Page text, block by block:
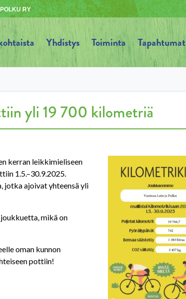
RY
Yhdistys Toiminta Tapahtumat
yli 19 700 kilometriä
kerran leikkimieliseen
1.5.–30.9.2025.
jotka ajoivat yhteensä yli
mikä on
oman kunnon
pottiin!